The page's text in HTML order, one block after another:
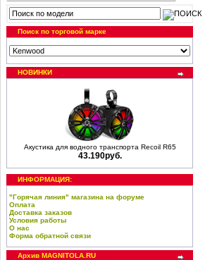
Поиск по торговой марке
НОВИНКИ
Акустика для водного транспорта Recoil R65
43.190руб.
ИНФОРМАЦИЯ:
"Горячая линия" магазина на форуме
Оплата
Доставка заказов
Условия работы
О нас
Форма обратной связи
Архив MAGNITOLA.RU